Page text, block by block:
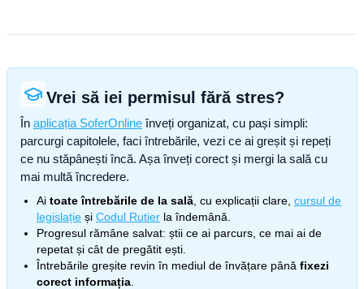
Vrei să iei permisul fără stres?
În aplicația SoferOnline înveți organizat, cu pași simpli:
parcurgi capitolele, faci întrebările, vezi ce ai greșit și repeți
ce nu stăpânești încă. Așa înveți corect și mergi la sală cu
mai multă încredere.
Ai toate întrebările de la sală , cu explicații clare, cursul de
legislație și Codul Rutier la îndemână.
Progresul rămâne salvat: știi ce ai parcurs, ce mai ai de
repetat și cât de pregătit ești.
Întrebările greșite revin în mediul de învățare până fixezi
corect informația